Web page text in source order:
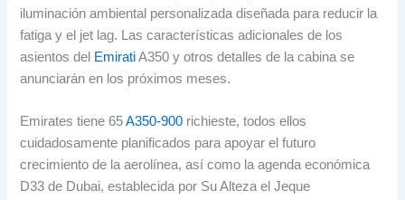
iluminación ambiental personalizada diseñada para reducir la
fatiga y el jet lag.
Las características adicionales de los
asientos del Emirati A350 y otros detalles de la cabina se
anunciarán en los próximos meses.
Emirates tiene 65A350-900 richieste,todos ellos
cuidadosamente planificados para apoyar el futuro
crecimiento de la aerolínea,así como la agenda económica
D33 de Dubai,establecida por Su Alteza el Jeque